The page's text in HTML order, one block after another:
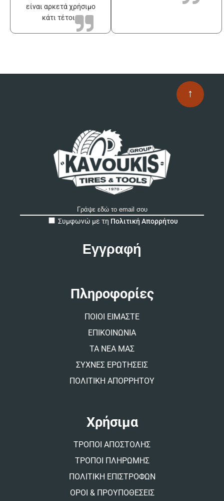
είναι αρκετά χρήσιμο
κάτι τέτοιο
↑
Συμφωνώ με τη Πολιτική Απορρήτου
Πληροφορίες
ΠΟΙΟΙ ΕΙΜΑΣΤΕ
ΕΠΙΚΟΙΝΩΝΙΑ
ΤΑ ΝΕΑ ΜΑΣ
ΣΥΧΝΕΣ ΕΡΩΤΗΣΕΙΣ
ΠΟΛΙΤΙΚΗ ΑΠΟΡΡΗΤΟΥ
Χρήσιμα
ΤΡΟΠΟΙ ΑΠΟΣΤΟΛΗΣ
ΤΡΟΠΟΙ ΠΛΗΡΩΜΗΣ
ΠΟΛΙΤΙΚΗ ΕΠΙΣΤΡΟΦΩΝ
ΟΡΟΙ & ΠΡΟΥΠΟΘΕΣΕΙΣ